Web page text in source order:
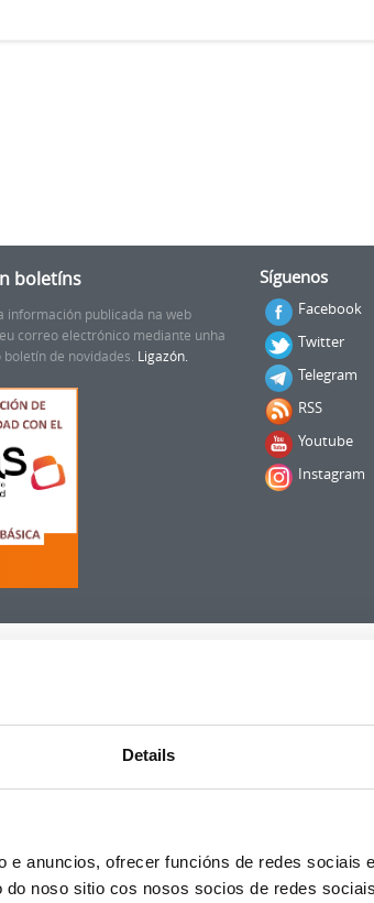
Details
e anuncios, ofrecer funcións de redes sociais
noso sitio cos nosos socios de redes
boletíns
información publicada na web
correo electrónico mediante unha
de novidades. Ligazón.
Síguenos
Facebook
Twitter
Telegram
RSS
Youtube
Instagram